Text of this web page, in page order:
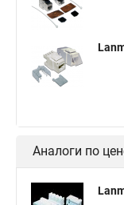
Аналоги по